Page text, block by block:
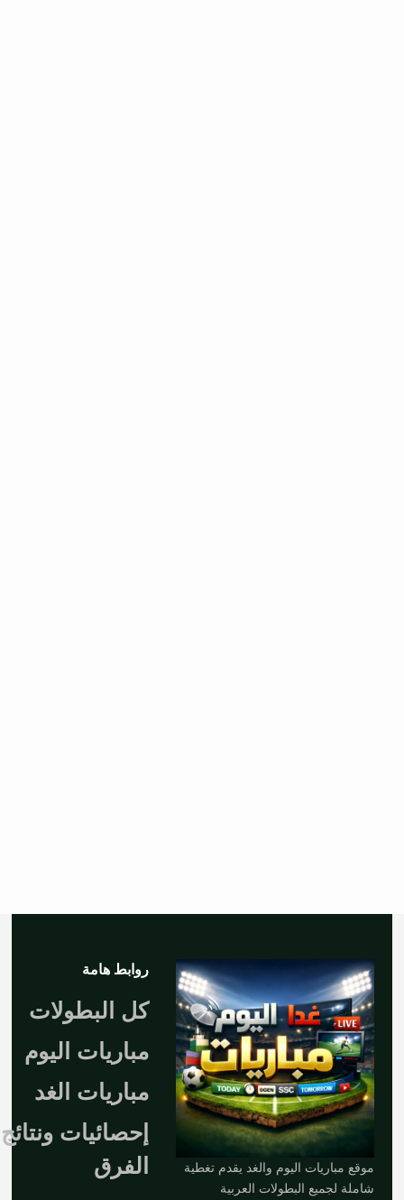
موقع مباريات اليوم والغد يقدم تغطية
شاملة لجميع البطولات العربية
روابط هامة
كل البطولات
مباريات اليوم
مباريات الغد
إحصائيات ونتائج
الفرق